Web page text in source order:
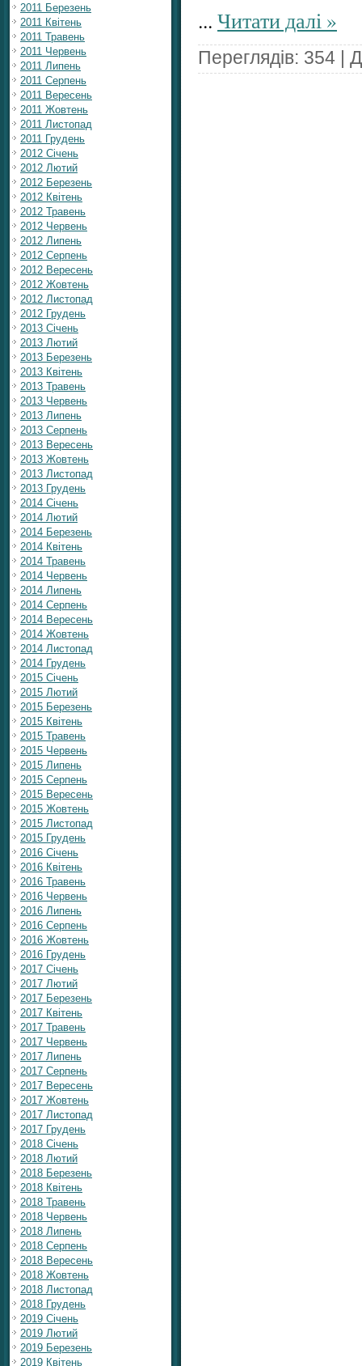
2011 Березень
2011 Квітень
2011 Травень
2011 Червень
2011 Липень
2011 Серпень
2011 Вересень
2011 Жовтень
2011 Листопад
2011 Грудень
2012 Січень
2012 Лютий
2012 Березень
2012 Квітень
2012 Травень
2012 Червень
2012 Липень
2012 Серпень
2012 Вересень
2012 Жовтень
2012 Листопад
2012 Грудень
2013 Січень
2013 Лютий
2013 Березень
2013 Квітень
2013 Травень
2013 Червень
2013 Липень
2013 Серпень
2013 Вересень
2013 Жовтень
2013 Листопад
2013 Грудень
2014 Січень
2014 Лютий
2014 Березень
2014 Квітень
2014 Травень
2014 Червень
2014 Липень
2014 Серпень
2014 Вересень
2014 Жовтень
2014 Листопад
2014 Грудень
2015 Січень
2015 Лютий
2015 Березень
2015 Квітень
2015 Травень
2015 Червень
2015 Липень
2015 Серпень
2015 Вересень
2015 Жовтень
2015 Листопад
2015 Грудень
2016 Січень
2016 Квітень
2016 Травень
2016 Червень
2016 Липень
2016 Серпень
2016 Жовтень
2016 Грудень
2017 Січень
2017 Лютий
2017 Березень
2017 Квітень
2017 Травень
2017 Червень
2017 Липень
2017 Серпень
2017 Вересень
2017 Жовтень
2017 Листопад
2017 Грудень
2018 Січень
2018 Лютий
2018 Березень
2018 Квітень
2018 Травень
2018 Червень
2018 Липень
2018 Серпень
2018 Вересень
2018 Жовтень
2018 Листопад
2018 Грудень
2019 Січень
2019 Лютий
2019 Березень
2019 Квітень
... Читати далі »
Переглядів: 354 |